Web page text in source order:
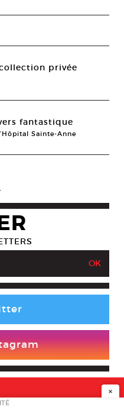
privée
fantastique
Sainte-Anne
×